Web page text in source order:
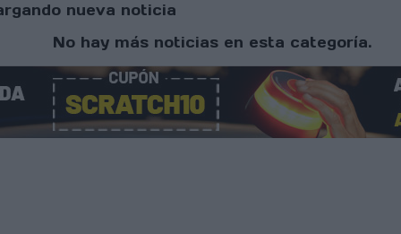
nueva noticia
No hay más noticias en esta categoría.